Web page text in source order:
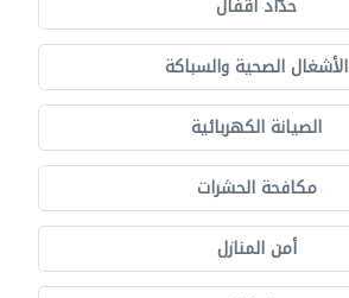
حدّاد أقفال
الأشغال الصحية والسباكة
الصيانة الكهربائية
مكافحة الحشرات
أمن المنازل